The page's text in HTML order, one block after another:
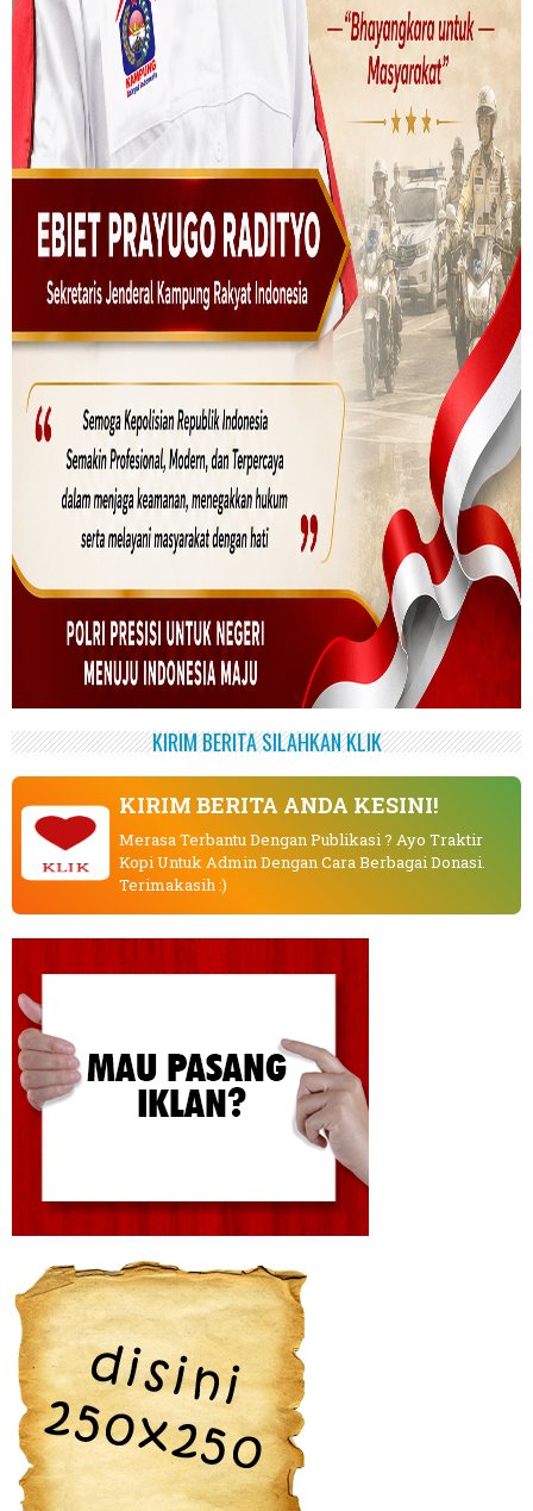
KIRIM BERITA SILAHKAN KLIK
KLIK
KIRIM BERITA ANDA KESINI!
Merasa Terbantu Dengan Publikasi ? Ayo Traktir
Kopi Untuk Admin Dengan Cara Berbagai Donasi.
Terimakasih :)